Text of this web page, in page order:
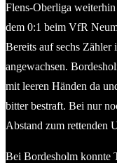
Flens-Oberliga
dem 0:1 beim VfR
Bereits auf sechs Zähler
angewachsen.
mit leeren Händen da
bitter bestraft. Bei nur
Abstand zum rettenden
Bei Bordesholm konnte